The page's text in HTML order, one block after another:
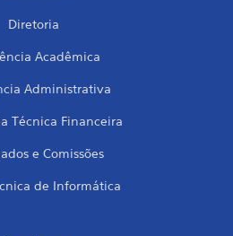
Diretoria
Acadêmica
Administrativa
Técnica Financeira
e Comissões
de Informática